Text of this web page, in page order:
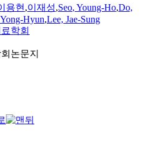
용현,이재성,Seo, Young-Ho,Do,
Hyun,Lee, Jae-Sung
학회
논문지